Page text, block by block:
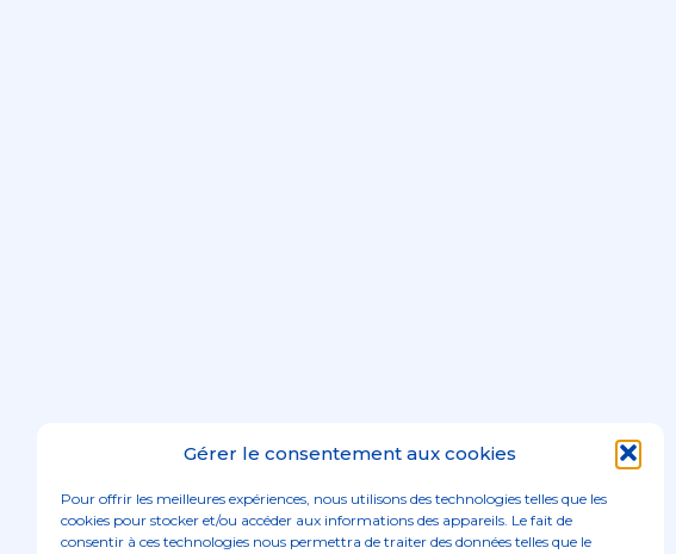
Gérer le consentement aux cookies
Pour offrir les meilleures expériences, nous utilisons des technologies telles que les
cookies pour stocker et/ou accéder aux informations des appareils. Le fait de
consentir à ces technologies nous permettra de traiter des données telles que le